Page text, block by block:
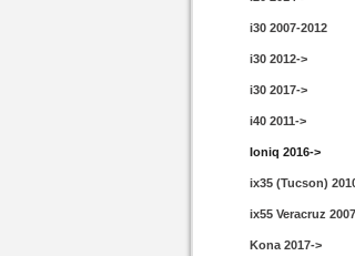
i30 2007-2012
i30 2012->
i30 2017->
i40 2011->
Ioniq 2016->
ix35 (Tucson)
ix55 Veracruz
Kona 2017->